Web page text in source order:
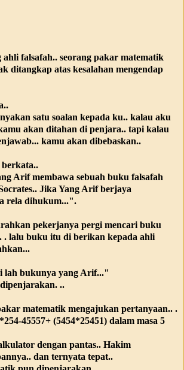
ahli falsafah.. seorang pakar matematik
ditangkap atas kesalahan mengendap
satu soalan kepada ku.. kalau aku
akan ditahan di penjara.. tapi kalau
kamu akan dibebaskan..
Arif membawa sebuah buku falsafah
Jika Yang Arif berjaya
rela dihukum...".
pekerjanya pergi mencari buku
. lalu buku itu di berikan kepada ahli
lah bukunya yang Arif..."
..
matematik mengajukan pertanyaan.. .
45557+ (5454*25451) dalam masa 5
dengan pantas.. Hakim
dan ternyata tepat..